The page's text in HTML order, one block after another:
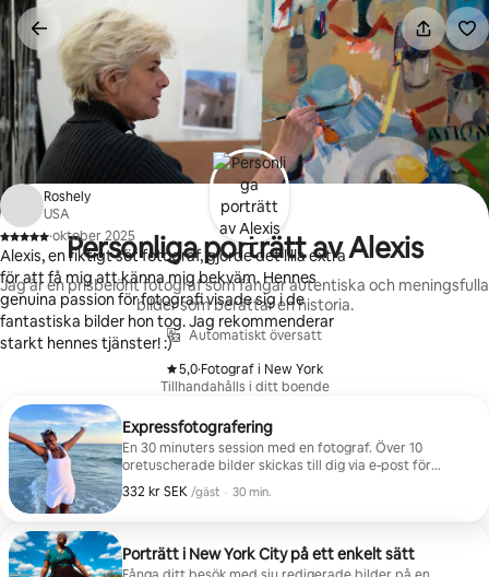
Hoppa
till
innehåll
Personliga porträtt av Alexis
Jag är en prisbelönt fotograf som fångar autentiska och meningsfulla
bilder som berättar en historia.
Automatiskt översatt
5,0
, ·Fotograf i New York
Tillhandahålls i ditt boende
Expressfotografering
En 30 minuters session med en fotograf. Över 10
oretuscherade bilder skickas till dig via e-post för
35 USD per person.
332 kr SEK /gäst
332 kr SEK per gäst
, · 30 min.
Porträtt i New York City på ett enkelt sätt
Roshely
USA
,
·oktober 2025
Alexis, en riktigt söt fotograf, gjorde det lilla extra
för att få mig att känna mig bekväm. Hennes
genuina passion för fotografi visade sig i de
fantastiska bilder hon tog. Jag rekommenderar
starkt hennes tjänster! :)